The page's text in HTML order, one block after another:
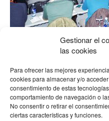
Gestionar el
las cookies
Para ofrecer las mejores
cookies para almacenar y/o
consentimiento de estas
comportamiento de navegación o
No consentir o retirar el
ciertas características y funciones.